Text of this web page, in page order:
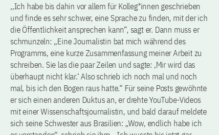
,,Ich habe bis dahin vor allem für Kolleg*innen geschrieben
und finde es sehr schwer, eine Sprache zu finden, mit der ich
die Öffentlichkeit ansprechen kann“, sagt er. Dann muss er
schmunzeln: ,,Eine Journalistin bat mich während des
Programms, eine kurze Zusammenfassung meiner Arbeit zu
schreiben. Sie las die paar Zeilen und sagte: ‚Mir wird das
überhaupt nicht klar.‘ Also schrieb ich noch mal und noch
mal, bis ich den Bogen raus hatte.“ Für seine Posts gewöhnte
er sich einen anderen Duktus an, er drehte YouTube-Videos
mit einer Wissenschaftsjournalistin, und bald darauf meldete
sich seine Schwester aus Brasilien: „Wow, endlich habe ich